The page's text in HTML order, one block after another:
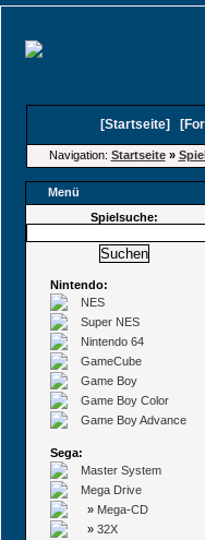
[Startseite] [
Navigation: Startseite»
Menü
Spielsuche:
Nintendo:
NES
Super NES
Nintendo 64
GameCube
Game Boy
Game Boy Color
Game Boy Advance
Sega:
Master System
Mega Drive
» Mega-CD
» 32X